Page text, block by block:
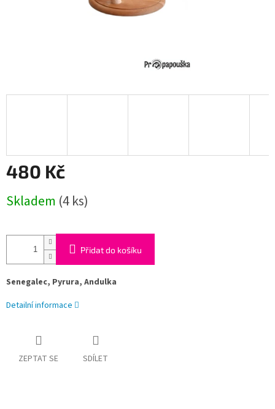
480 Kč
cena:
Skladem (4 ks)
Přidat do košíku
Senegalec, Pyrura, Andulka
Detailní informace
ZEPTAT SE SDÍLET